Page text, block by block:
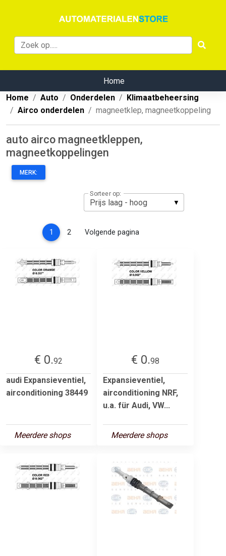
Home
Home
Auto Onderdelen
Klimaatbeheersing
Airco onderdelen
magneetklep, magneetkoppeling
auto airco magneetkleppen,
magneetkoppelingen
MERK:
Sorteer op:
1 (current)
2 Volgende pagina
€ 0.92
audi Expansieventiel,
airconditioning 38449
Meerdere shops
€ 0.98
Expansieventiel,
airconditioning NRF,
u.a. für Audi, VW...
Meerdere shops